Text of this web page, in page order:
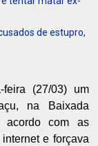
de estupro,
feira (27/03) um
na Baixada
acordo com as
e forçava